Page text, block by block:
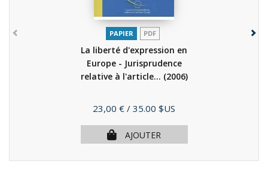
PAPIER PDF
La liberté d'expression en
Europe - Jurisprudence
relative à l'article... (2006)
Prix
23,00 € / 35.00 $US
AJOUTER